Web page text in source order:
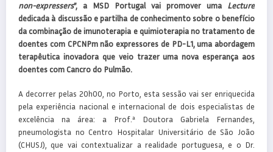
non-expressers”, a MSD Portugal vai promover uma Lecture
dedicada à discussão e partilha de conhecimento sobre o benefício
da combinação de imunoterapia e quimioterapia no tratamento de
doentes com CPCNPm não expressores de PD-L1, uma abordagem
terapêutica inovadora que veio trazer uma nova esperança aos
doentes com Cancro do Pulmão.
A decorrer pelas 20h00, no Porto, esta sessão vai ser enriquecida
pela experiência nacional e internacional de dois especialistas de
excelência na área: a Prof.ª Doutora Gabriela Fernandes,
pneumologista no Centro Hospitalar Universitário de São João
(CHUSJ), que vai contextualizar a realidade portuguesa, e o Dr.